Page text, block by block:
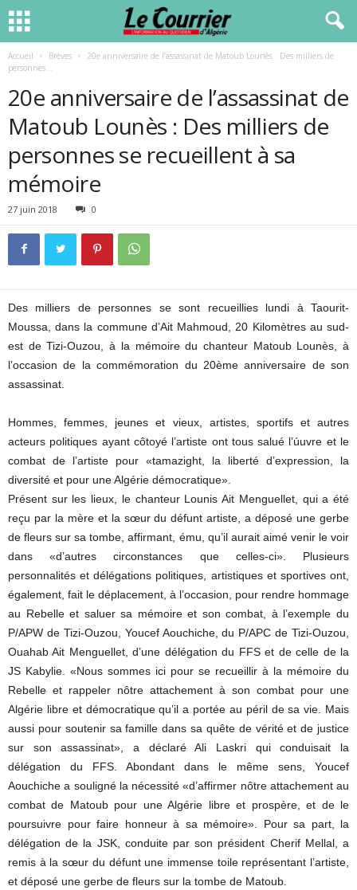
Accueil Brèves
20e anniversaire de l’assassinat de Matoub Lounès : Des milliers de
personnes...
20e anniversaire de l’assassinat de
Matoub Lounès : Des milliers de
personnes se recueillent à sa
mémoire
27 juin 2018 0
Des milliers de personnes se sont recueillies lundi à Taourit-
Moussa, dans la commune d’Ait Mahmoud, 20 Kilomètres au sud-
est de Tizi-Ouzou, à la mémoire du chanteur Matoub Lounès, à
l’occasion de la commémoration du 20ème anniversaire de son
assassinat.
Hommes, femmes, jeunes et vieux, artistes, sportifs et autres
acteurs politiques ayant côtoyé l’artiste ont tous salué l’úuvre et le
combat de l’artiste pour «tamazight, la liberté d’expression, la
diversité et pour une Algérie démocratique».
Présent sur les lieux, le chanteur Lounis Ait Menguellet, qui a été
reçu par la mère et la sœur du défunt artiste, a déposé une gerbe
de fleurs sur sa tombe, affirmant, ému, qu’il aurait aimé venir le voir
dans «d’autres circonstances que celles-ci». Plusieurs
personnalités et délégations politiques, artistiques et sportives ont,
également, fait le déplacement, à l’occasion, pour rendre hommage
au Rebelle et saluer sa mémoire et son combat, à l’exemple du
P/APW de Tizi-Ouzou, Youcef Aouchiche, du P/APC de Tizi-Ouzou,
Ouahab Ait Menguellet, d’une délégation du FFS et de celle de la
JS Kabylie. «Nous sommes ici pour se recueillir à la mémoire du
Rebelle et rappeler nôtre attachement à son combat pour une
Algérie libre et démocratique qu’il a portée au péril de sa vie. Mais
aussi pour soutenir sa famille dans sa quête de vérité et de justice
sur son assassinat», a déclaré Ali Laskri qui conduisait la
délégation du FFS. Abondant dans le même sens, Youcef
Aouchiche a souligné la nécessité «d’affirmer nôtre attachement au
combat de Matoub pour une Algérie libre et prospère, et de le
poursuivre pour faire honneur à sa mémoire». Pour sa part, la
délégation de la JSK, conduite par son président Cherif Mellal, a
remis à la sœur du défunt une immense toile représentant l’artiste,
et déposé une gerbe de fleurs sur la tombe de Matoub.